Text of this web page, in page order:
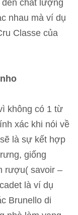
chất lượng
nhau mà ví dụ
Classe của
không có 1 từ
xác khi nói về
là sự kết hợp
giống
rượu( savoir –
là ví dụ
Brunello di